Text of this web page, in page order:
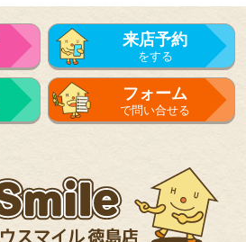
来店予約
をする
フォーム
で問い合せる